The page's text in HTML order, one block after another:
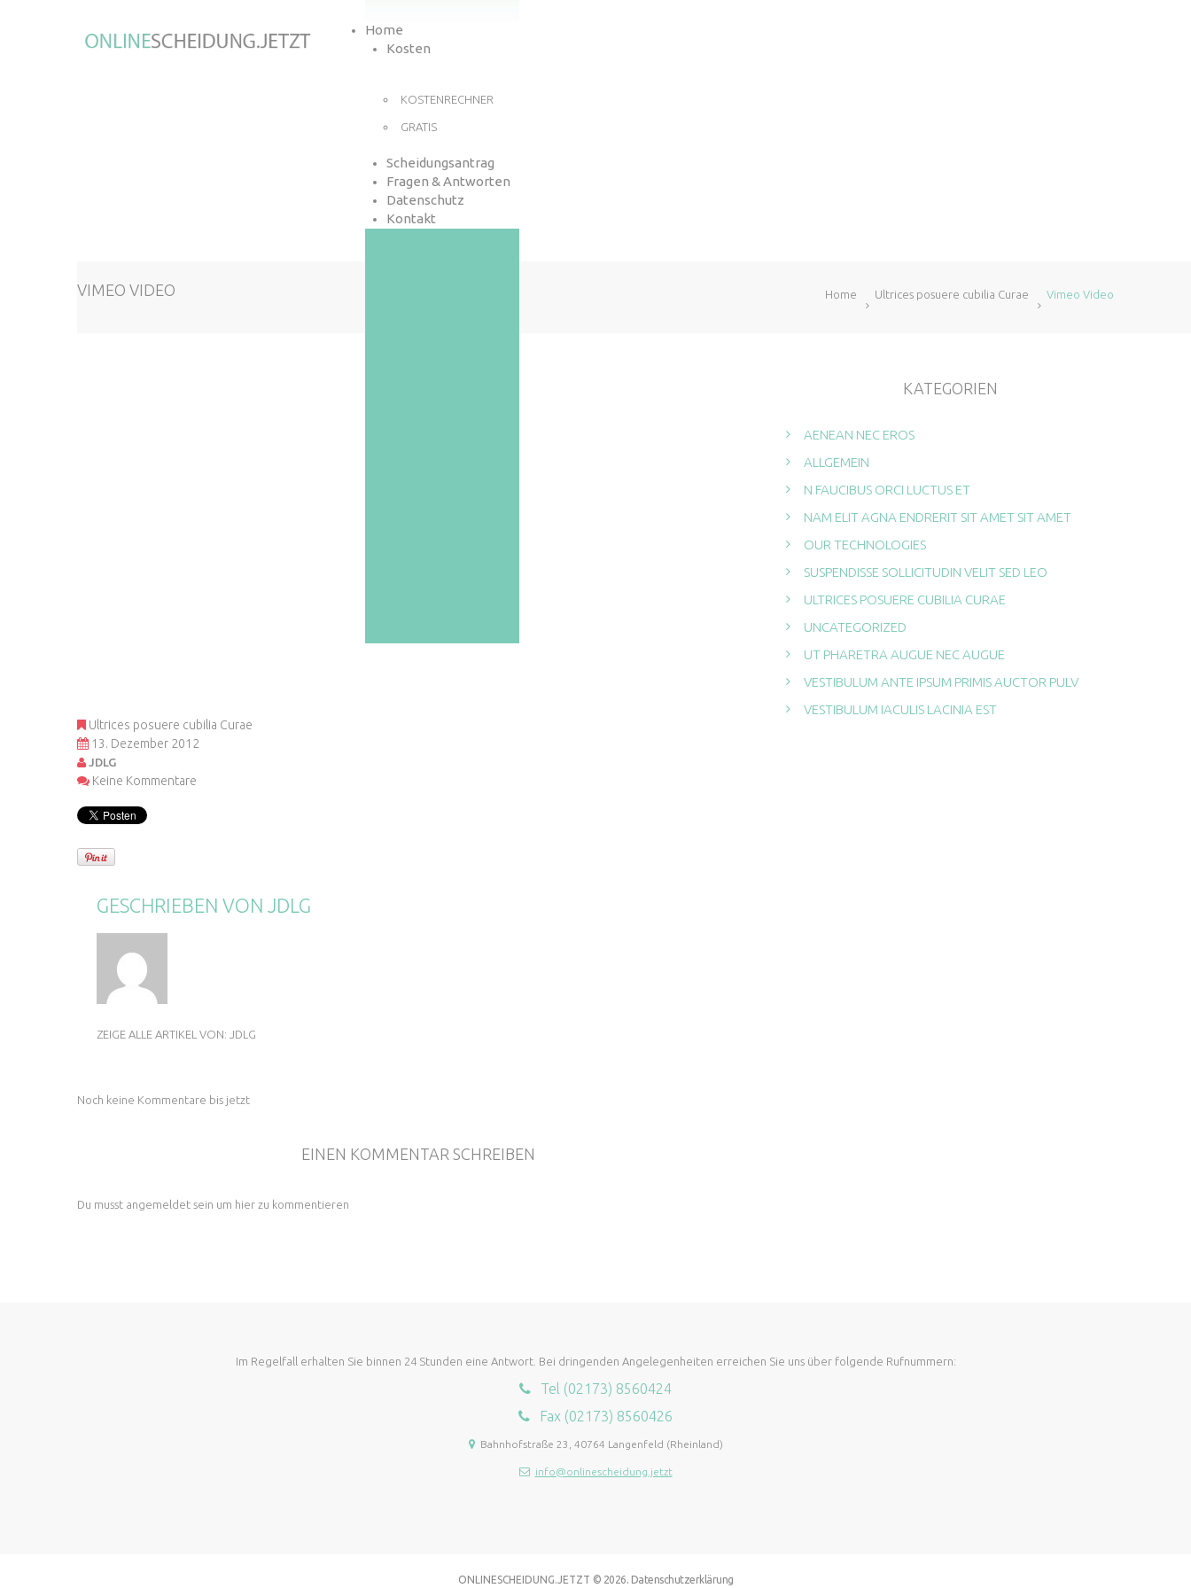
Home
Kosten
KOSTENRECHNER
GRATIS
Scheidungsantrag
Fragen & Antworten
Datenschutz
Kontakt
VIMEO VIDEO Home Ultrices posuere cubilia Curae Vimeo Video
Ultrices posuere cubilia Curae
13. Dezember 2012
JDLG
Keine Kommentare
GESCHRIEBEN VON JDLG
ZEIGE ALLE ARTIKEL VON: JDLG
Noch keine Kommentare bis jetzt
EINEN KOMMENTAR SCHREIBEN
Du musst angemeldet sein um hier zu kommentieren
KATEGORIEN
AENEAN NEC EROS
ALLGEMEIN
N FAUCIBUS ORCI LUCTUS ET
NAM ELIT AGNA ENDRERIT SIT AMET SIT AMET
OUR TECHNOLOGIES
SUSPENDISSE SOLLICITUDIN VELIT SED LEO
ULTRICES POSUERE CUBILIA CURAE
UNCATEGORIZED
UT PHARETRA AUGUE NEC AUGUE
VESTIBULUM ANTE IPSUM PRIMIS AUCTOR PULV
VESTIBULUM IACULIS LACINIA EST
Im Regelfall erhalten Sie binnen 24 Stunden eine Antwort. Bei dringenden Angelegenheiten erreichen Sie uns über folgende Rufnummern:
Tel (02173) 8560424
Fax (02173) 8560426
Bahnhofstraße 23, 40764 Langenfeld (Rheinland)
info@onlinescheidung.jetzt
ONLINESCHEIDUNG.JETZT © 2026. Datenschutzerklärung